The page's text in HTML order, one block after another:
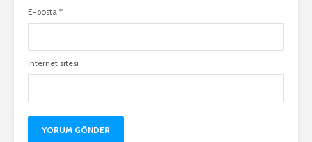
E-posta *
İnternet sitesi